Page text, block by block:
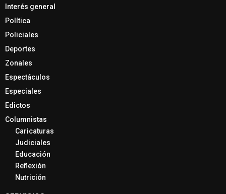
Interés general
Política
Policiales
Deportes
Zonales
Espectáculos
Especiales
Edictos
Columnistas
Caricaturas
Judiciales
Educación
Reflexión
Nutrición